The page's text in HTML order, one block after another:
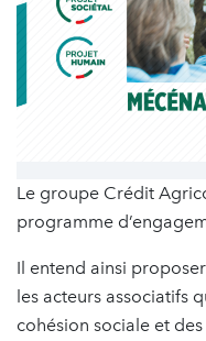
Le groupe Crédit
programme
Il entend ainsi
les acteurs associatifs
cohésion sociale et